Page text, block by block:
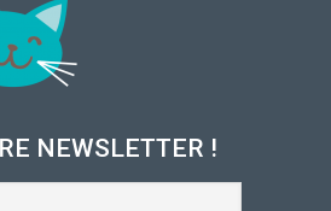
NEWSLETTER !